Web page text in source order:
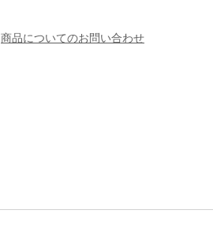
商品についてのお問い合わせ